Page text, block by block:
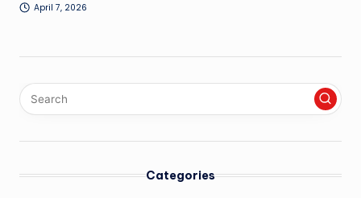
April 7, 2026
Categories